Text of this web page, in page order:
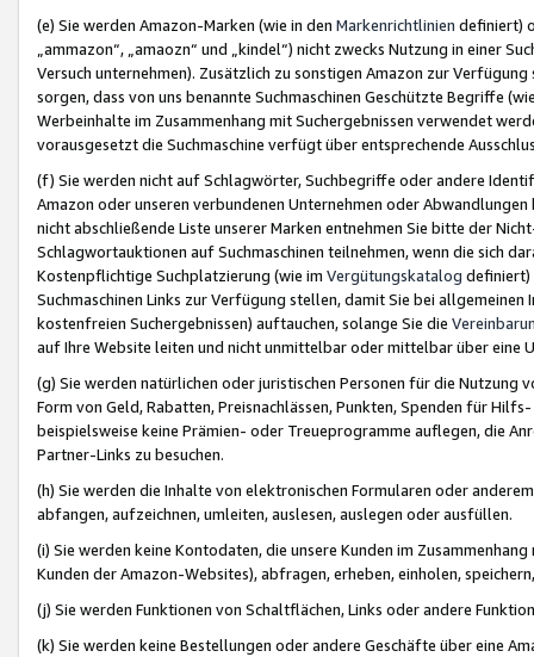
(e) Sie werden Amazon-Marken (wie in den Markenrichtlinien definiert)
„ammazon“, „amaozn“ und „kindel“) nicht zwecks Nutzung in einer
Versuch unternehmen). Zusätzlich zu sonstigen Amazon zur
sorgen, dass von uns benannte Suchmaschinen Geschützte Begriffe
Werbeinhalte im Zusammenhang mit Suchergebnissen verwendet
vorausgesetzt die Suchmaschine verfügt über entsprechende
(f) Sie werden nicht auf Schlagwörter, Suchbegriffe oder andere
Amazon oder unseren verbundenen Unternehmen oder
nicht abschließende Liste unserer Marken entnehmen Sie bitte der
Schlagwortauktionen auf Suchmaschinen teilnehmen, wenn die sich
Kostenpflichtige Suchplatzierung (wie im Vergütungskatalog definiert)
Suchmaschinen Links zur Verfügung stellen, damit Sie bei
kostenfreien Suchergebnissen) auftauchen, solange Sie die
auf Ihre Website leiten und nicht unmittelbar oder mittelbar über eine
(g) Sie werden natürlichen oder juristischen Personen für die Nutzung
Form von Geld, Rabatten, Preisnachlässen, Punkten, Spenden für
beispielsweise keine Prämien- oder Treueprogramme auflegen, die
Partner-Links zu besuchen.
(h) Sie werden die Inhalte von elektronischen Formularen oder
abfangen, aufzeichnen, umleiten, auslesen, auslegen oder ausfüllen.
(i) Sie werden keine Kontodaten, die unsere Kunden im
Kunden der Amazon-Websites), abfragen, erheben, einholen,
(j) Sie werden Funktionen von Schaltflächen, Links oder andere
(k) Sie werden keine Bestellungen oder andere Geschäfte über eine